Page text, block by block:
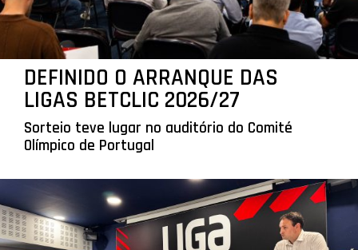
DEFINIDO O ARRANQUE DAS
LIGAS BETCLIC 2026/27
Sorteio teve lugar no auditório do Comité
Olímpico de Portugal